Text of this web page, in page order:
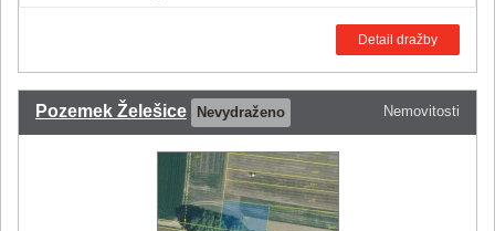
Detail dražby
Nemovitosti
Pozemek Želešice Nevydraženo